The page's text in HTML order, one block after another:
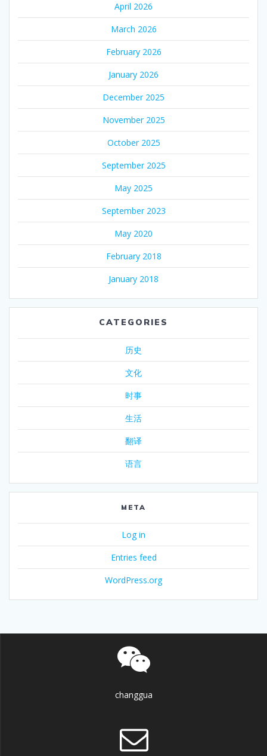
April 2026
March 2026
February 2026
January 2026
December 2025
November 2025
October 2025
September 2025
May 2025
September 2023
May 2020
February 2018
January 2018
CATEGORIES
历史
文化
时事
生活
翻译
语言
META
Log in
Entries feed
WordPress.org
changgua